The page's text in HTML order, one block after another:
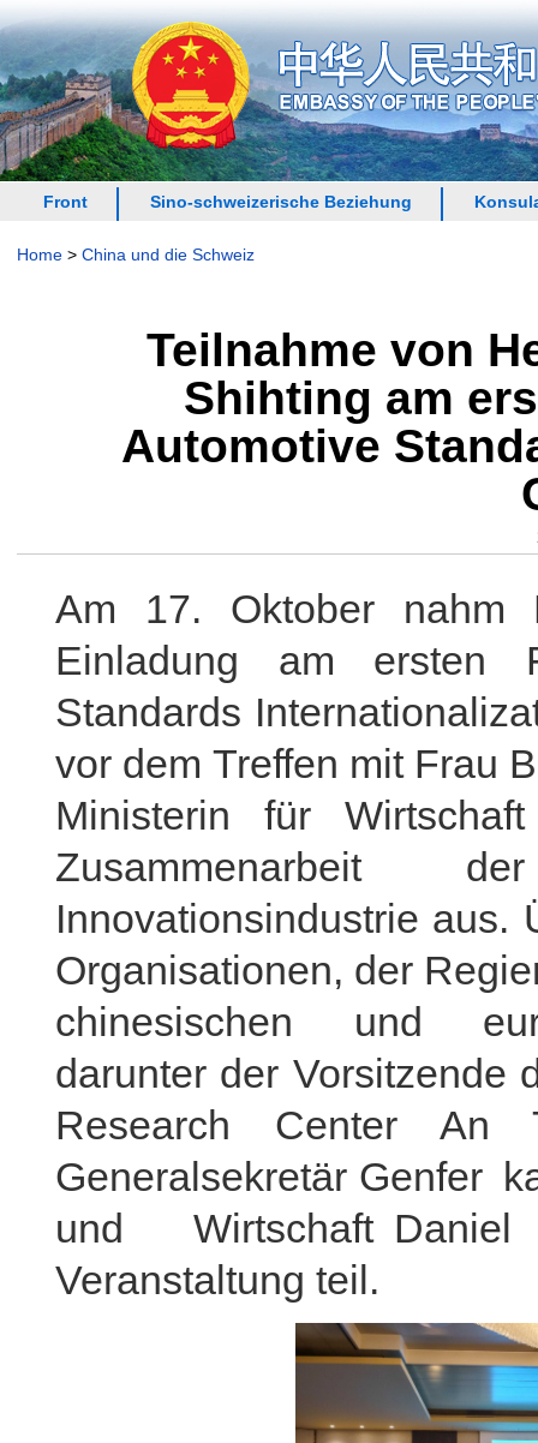
Front Sino-schweizerische Beziehung
Home > China und die Schweiz
Teilnahme von
Shihting am
Automotive
Am 17. Oktober nahm
Einladung am ersten
Standards
vor dem Treffen mit Frau
Ministerin für
Zusammenarbeit der
Innovationsindustrie aus.
Organisationen, der
chinesischen und
darunter der Vorsitzende
Research Center An
Generalsekretär Genfer
und Wirtschaft
Veranstaltung teil.